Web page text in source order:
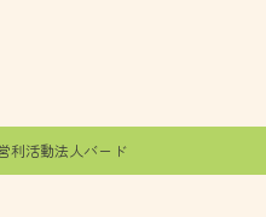
利活動法人バード